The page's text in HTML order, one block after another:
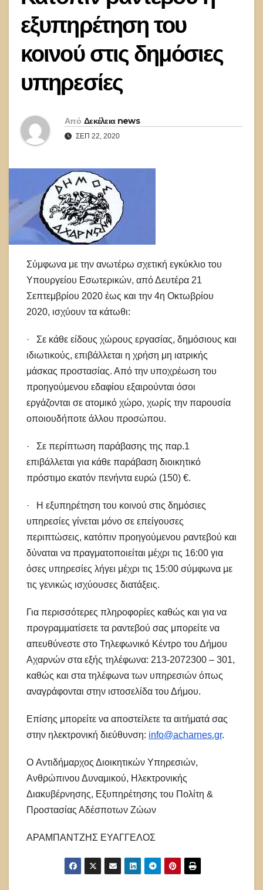
εξυπηρέτηση του
κοινού στις δημόσιες
υπηρεσίες
Από Δεκέλεια news
ΣΕΠ 22, 2020
Σύμφωνα με την ανωτέρω σχετική εγκύκλιο του
Υπουργείου Εσωτερικών, από Δευτέρα 21
Σεπτεμβρίου 2020 έως και την 4η Οκτωβρίου
2020, ισχύουν τα κάτωθι:
· Σε κάθε είδους χώρους εργασίας, δημόσιους και
ιδιωτικούς, επιβάλλεται η χρήση μη ιατρικής
μάσκας προστασίας. Από την υποχρέωση του
προηγούμενου εδαφίου εξαιρούνται όσοι
εργάζονται σε ατομικό χώρο, χωρίς την παρουσία
οποιουδήποτε άλλου προσώπου.
· Σε περίπτωση παράβασης της παρ.1
επιβάλλεται για κάθε παράβαση διοικητικό
πρόστιμο εκατόν πενήντα ευρώ (150) €.
· Η εξυπηρέτηση του κοινού στις δημόσιες
υπηρεσίες γίνεται μόνο σε επείγουσες
περιπτώσεις, κατόπιν προηγούμενου ραντεβού και
δύναται να πραγματοποιείται μέχρι τις 16:00 για
όσες υπηρεσίες λήγει μέχρι τις 15:00 σύμφωνα με
τις γενικώς ισχύουσες διατάξεις.
Για περισσότερες πληροφορίες καθώς και για να
προγραμματίσετε τα ραντεβού σας μπορείτε να
απευθύνεστε στο Τηλεφωνικό Κέντρο του Δήμου
Αχαρνών στα εξής τηλέφωνα: 213-2072300 – 301,
καθώς και στα τηλέφωνα των υπηρεσιών όπως
αναγράφονται στην ιστοσελίδα του Δήμου.
Επίσης μπορείτε να αποστείλετε τα αιτήματά σας
στην ηλεκτρονική διεύθυνση: info@acharnes.gr.
O Αντιδήμαρχος Διοικητικών Υπηρεσιών,
Ανθρώπινου Δυναμικού, Ηλεκτρονικής
Διακυβέρνησης, Εξυπηρέτησης του Πολίτη &
Προστασίας Αδέσποτων Ζώων
ΑΡΑΜΠΑΝΤΖΗΣ ΕΥΑΓΓΕΛΟΣ